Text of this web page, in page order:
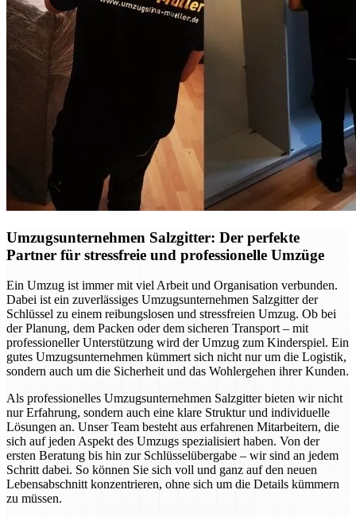
Umzugsunternehmen Salzgitter: Der perfekte
Partner für stressfreie und professionelle Umzüge
Ein Umzug ist immer mit viel Arbeit und Organisation verbunden.
Dabei ist ein zuverlässiges Umzugsunternehmen Salzgitter der
Schlüssel zu einem reibungslosen und stressfreien Umzug. Ob bei
der Planung, dem Packen oder dem sicheren Transport – mit
professioneller Unterstützung wird der Umzug zum Kinderspiel. Ein
gutes Umzugsunternehmen kümmert sich nicht nur um die Logistik,
sondern auch um die Sicherheit und das Wohlergehen ihrer Kunden.
Als professionelles Umzugsunternehmen Salzgitter bieten wir nicht
nur Erfahrung, sondern auch eine klare Struktur und individuelle
Lösungen an. Unser Team besteht aus erfahrenen Mitarbeitern, die
sich auf jeden Aspekt des Umzugs spezialisiert haben. Von der
ersten Beratung bis hin zur Schlüsselübergabe – wir sind an jedem
Schritt dabei. So können Sie sich voll und ganz auf den neuen
Lebensabschnitt konzentrieren, ohne sich um die Details kümmern
zu müssen.